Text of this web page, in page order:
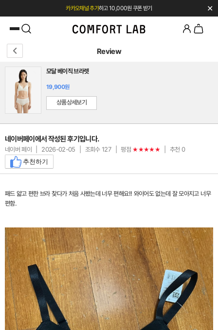
카카오채널 추가하고 10,000원 쿠폰 받기
첫 구매 시 베스트셀러 50% 즉시 할인
✕
Review
모달 베이직 브라렛
19,900원
상품상세보기
네이버페이에서 작성된 후기입니다.
네이버 페이 2026-02-05 조회수 127 평점 ★★★★★ 추천 0
추천하기
패드 얇고 편한 브라 찾다가 처음 사봤는데 너무 편해요!! 와이어도 없는데 잘 모아지고 너무
편함.